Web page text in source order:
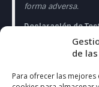
de
Para ofrecer las
forma adversa.
Declaración de
Los testimonios
garantía de